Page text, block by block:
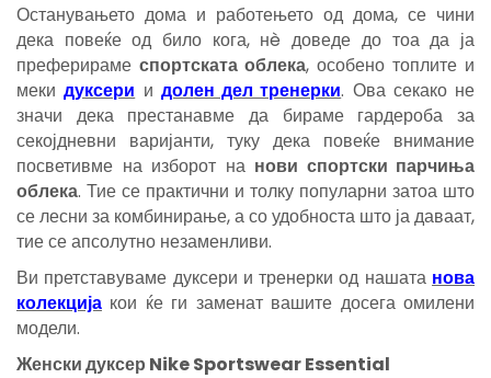
Останувањето дома и работењето од дома, се чини
дека повеќе од било кога, нè доведе до тоа да ја
преферираме спортската облека, особено топлите и
мекидуксери и долен дел тренерки. Ова секако не
значи дека престанавме да бираме гардероба за
секојдневни варијанти, туку дека повеќе внимание
посветивме на изборот на нови спортски парчиња
облека. Тие се практични и толку популарни затоа што
се лесни за комбинирање, а со удобноста што ја даваат,
тие се апсолутно незаменливи.
Ви претставуваме дуксери и тренерки од нашата нова
колекција кои ќе ги заменат вашите досега омилени
модели.
Женски дуксер Nike Sportswear Essential